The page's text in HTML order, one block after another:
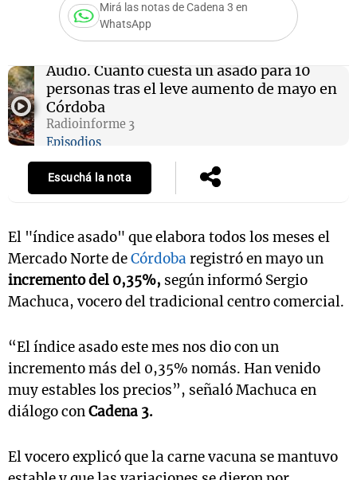
Mirá las notas de Cadena 3 en
WhatsApp
Audio. Cuánto cuesta un asado para 10
personas tras el leve aumento de mayo en
Córdoba
Radioinforme 3
Episodios
Escuchá la nota
El "índice asado" que elabora todos los meses el
Mercado Norte deCórdobaregistró en mayo un
incremento del 0,35%, según informó Sergio
Machuca, vocero del tradicional centro comercial.
“El índice asado este mes nos dio con un
incremento más del 0,35% nomás. Han venido
muy estables los precios”, señaló Machuca en
diálogo conCadena 3.
El vocero explicó que la carne vacuna se mantuvo